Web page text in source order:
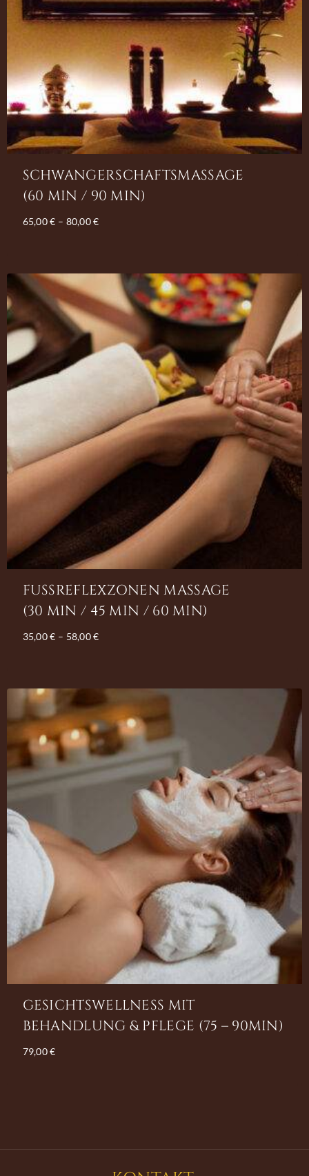
SCHWANGERSCHAFTSMASSAGE
(60 MIN / 90 MIN)
65,00€ – 80,00€
FUSSREFLEXZONEN MASSAGE
(30 MIN / 45 MIN / 60 MIN)
35,00€ – 58,00€
GESICHTSWELLNESS MIT
BEHANDLUNG & PFLEGE (75 – 90MIN)
79,00€